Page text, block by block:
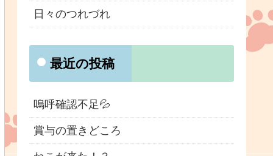
日々のつれづれ
最近の投稿
嗚呼確認不足💦
賞与の置きどころ